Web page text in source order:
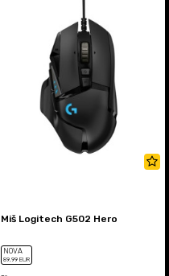
Miš Logitech G502 Hero
NOVA
89,99 EUR